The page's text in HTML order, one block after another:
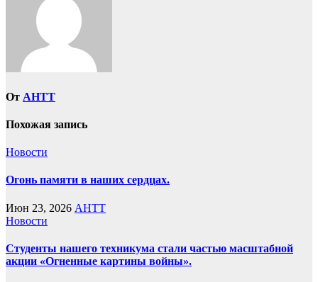
От AHTT
Похожая запись
Новости
Огонь памяти в наших сердцах.
Июн 23, 2026 AHTT
Новости
Студенты нашего техникума стали частью масштабной
акции «Огненные картины войны».